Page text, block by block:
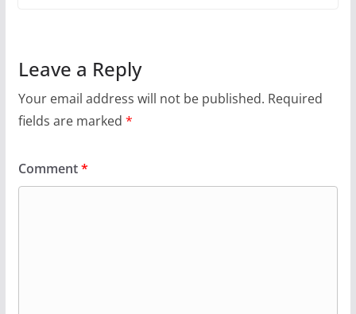
Leave a Reply
Your email address will not be published. Required
fields are marked *
Comment*